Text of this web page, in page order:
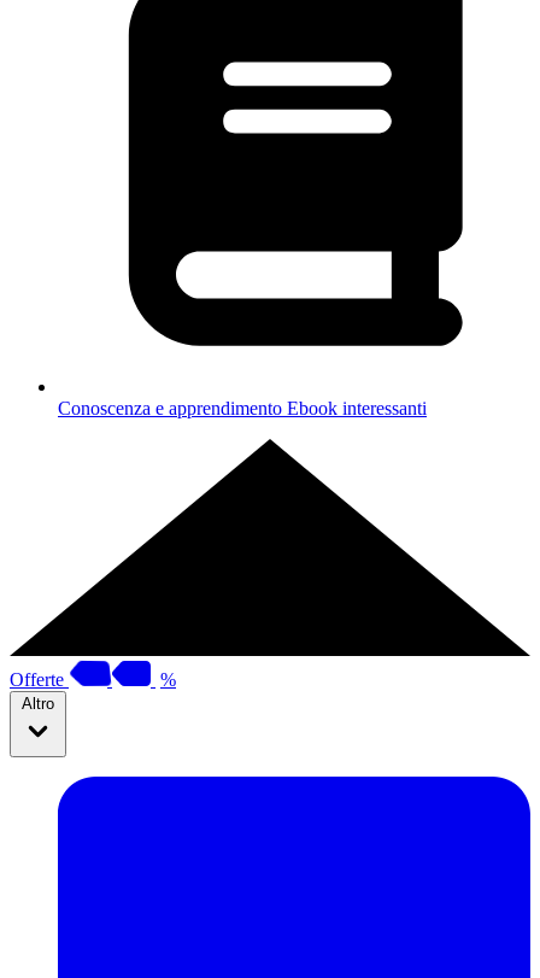
Conoscenza e apprendimento Ebook interessanti
Offerte %
Altro